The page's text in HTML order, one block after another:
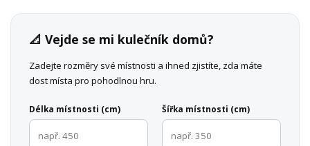
📐 Vejde se mi kulečník domů?
Zadejte rozměry své místnosti a ihned zjistíte, zda máte
dost místa pro pohodlnou hru.
Délka místnosti (cm) Šířka místnosti (cm)